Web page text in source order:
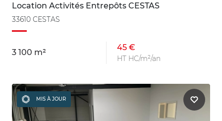
Location Activités Entrepôts CESTAS
33610 CESTAS
3 100 m²
45 €
HT HC/m²/an
MIS À JOUR